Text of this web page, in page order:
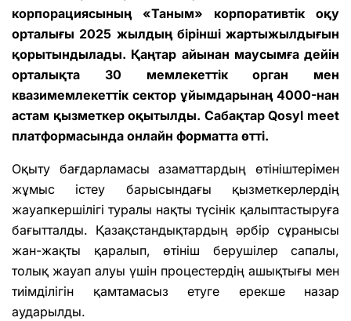
корпорациясының «Таным» корпоративтік оқу
орталығы 2025 жылдың бірінші жартыжылдығын
қорытындылады. Қаңтар айынан маусымға дейін
орталықта 30 мемлекеттік орган мен
квазимемлекеттік сектор ұйымдарынаң 4000-нан
астам қызметкер оқытылды. Сабақтар Qosyl meet
платформасында онлайн форматта өтті.
Оқыту бағдарламасы азаматтардың өтініштерімен
жұмыс істеу барысындағы қызметкерлердің
жауапкершілігі туралы нақты түсінік қалыптастыруға
бағытталды. Қазақстандықтардың әрбір сұранысы
жан-жақты қаралып, өтініш берушілер сапалы,
толық жауап алуы үшін процестердің ашықтығы мен
тиімділігін қамтамасыз етуге ерекше назар
аударылды.